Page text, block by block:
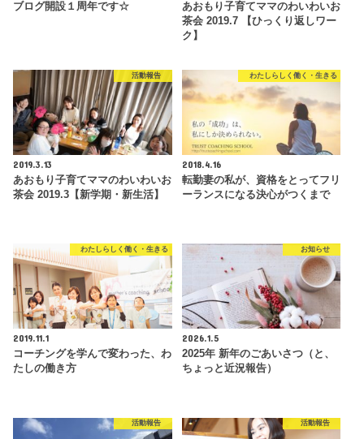
ブログ開設１周年です☆
あおもり子育てママのわいわいお
茶会 2019.7 【ひっくり返しワー
ク】
活動報告
2019.3.13
あおもり子育てママのわいわいお
茶会 2019.3【新学期・新生活】
わたしらしく働く・生きる
2018.4.16
転勤妻の私が、資格をとってフリ
ーランスになる決心がつくまで
わたしらしく働く・生きる
2019.11.1
コーチングを学んで変わった、わ
たしの働き方
お知らせ
2026.1.5
2025年 新年のごあいさつ（と、
ちょっと近況報告）
活動報告 活動報告